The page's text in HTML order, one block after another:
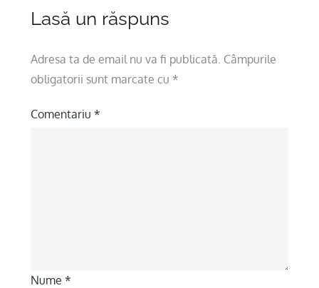
Lasă un răspuns
Adresa ta de email nu va fi publicată. Câmpurile
obligatorii sunt marcate cu *
Comentariu *
Nume *